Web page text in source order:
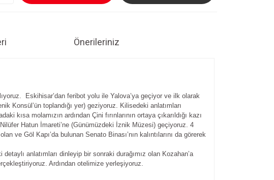
Önerileriniz
Eskihisar’dan feribot yolu ile Yalova’ya geçiyor ve ilk olarak
Konsül’ün toplandığı yer) geziyoruz. Kilisedeki anlatımları
molamızın ardından Çini fırınlarının ortaya çıkarıldığı kazı
Hatun İmareti’ne (Günümüzdeki İznik Müzesi) geçiyoruz. 4
ve Göl Kapı’da bulunan Senato Binası’nın kalıntılarını da görerek
anlatımları dinleyip bir sonraki durağımız olan Kozahan’a
Ardından otelimize yerleşiyoruz.